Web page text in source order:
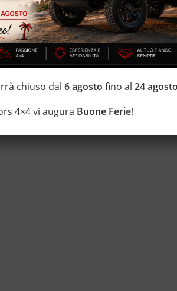
– portellone posteriore elettrico
DI VAPORE, OZONO E
con i leader del mercato ”Opteven” e
con un’ esposizione da più di
chiuso dal6 agosto fino al24
4×4 vi augura Buone Ferie!